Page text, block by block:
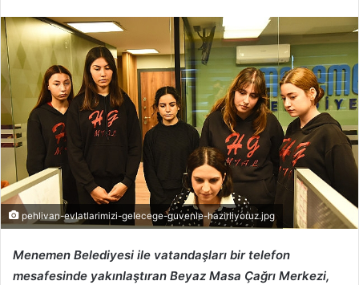
pehlivan-evlatlarimizi-gelecege-guvenle-hazirliyoruz.jpg
Menemen Belediyesi ile vatandaşları bir telefon
mesafesinde yakınlaştıran Beyaz Masa Çağrı Merkezi,